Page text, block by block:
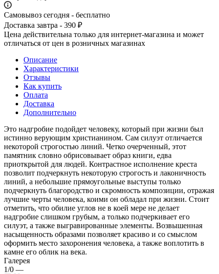
Самовывоз сегодня - бесплатно
Доставка завтра - 390 ₽
Цена действительна только для интернет-магазина и может
отличаться от цен в розничных магазинах
Описание
Характеристики
Отзывы
Как купить
Оплата
Доставка
Дополнительно
Это надгробие подойдет человеку, который при жизни был
истинно верующим христианином. Сам силуэт отличается
некоторой строгостью линий. Четко очерченный, этот
памятник словно обрисовывает образ книги, едва
приоткрытой для людей. Контрастное исполнение креста
позволит подчеркнуть некоторую строгость и лаконичность
линий, а небольшие прямоугольные выступы только
подчеркнуть благородство и скромность композиции, отражая
лучшие черты человека, коими он обладал при жизни. Стоит
отметить, что обилие углов не в коей мере не делает
надгробие слишком грубым, а только подчеркивает его
силуэт, а также выгравированные элементы. Возвышенная
насыщенность образами позволяет красиво и со смыслом
оформить место захоронения человека, а также воплотить в
камне его облик на века.
Галерея
1/0 —